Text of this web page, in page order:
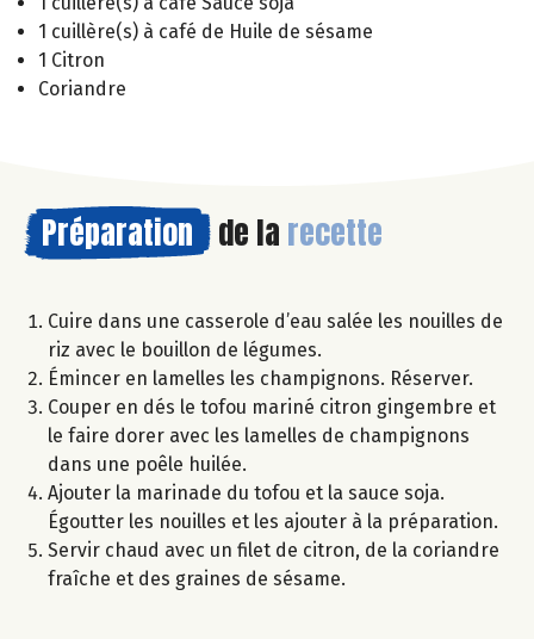
1 cuillère(s) à café de Huile de sésame
1 Citron
Coriandre
Préparation de la recette
Cuire dans une casserole d’eau salée les nouilles de
riz avec le bouillon de légumes.
Émincer en lamelles les champignons. Réserver.
Couper en dés le tofou mariné citron gingembre et
le faire dorer avec les lamelles de champignons
dans une poêle huilée.
Ajouter la marinade du tofou et la sauce soja.
Égoutter les nouilles et les ajouter à la préparation.
Servir chaud avec un filet de citron, de la coriandre
fraîche et des graines de sésame.